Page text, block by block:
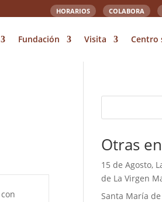
HORARIOS COLABORA
Fundación Visita Centro
Otras
15 de Agosto,
de La Virgen
Santa María